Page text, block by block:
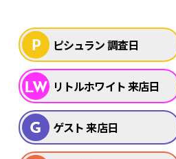
ピシュラン 調査日
リトルホワイト 来店日
ゲスト 来店日